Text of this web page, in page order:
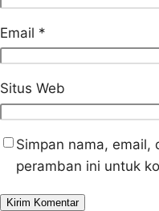
Email *
Situs Web
Simpan nama,
peramban ini untuk